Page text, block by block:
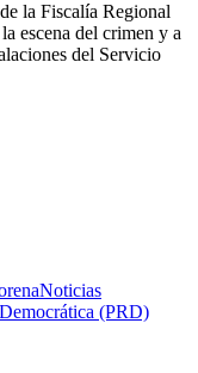
la Fiscalía Regional
escena del crimen y a
del Servicio
Noticias
(PRD)